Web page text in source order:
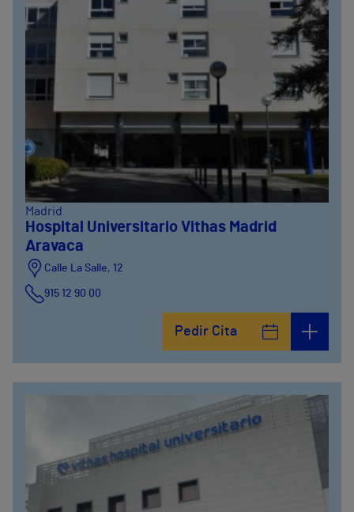
Madrid
Hospital Universitario Vithas Madrid
Aravaca
Calle La Salle, 12
915 12 90 00
Pedir Cita